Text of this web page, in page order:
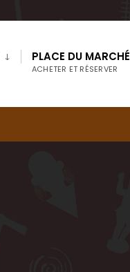
PLACE DU MARCHÉ
ACHETER ET RÉSERVER